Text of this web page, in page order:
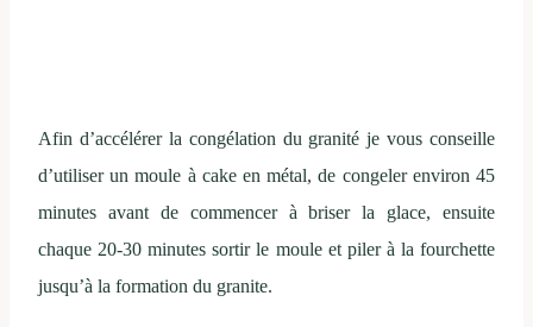
Afin d’accélérer la congélation du granité je vous conseille
d’utiliser un moule à cake en métal, de congeler environ 45
minutes avant de commencer à briser la glace, ensuite
chaque 20-30 minutes sortir le moule et piler à la fourchette
jusqu’à la formation du granite.